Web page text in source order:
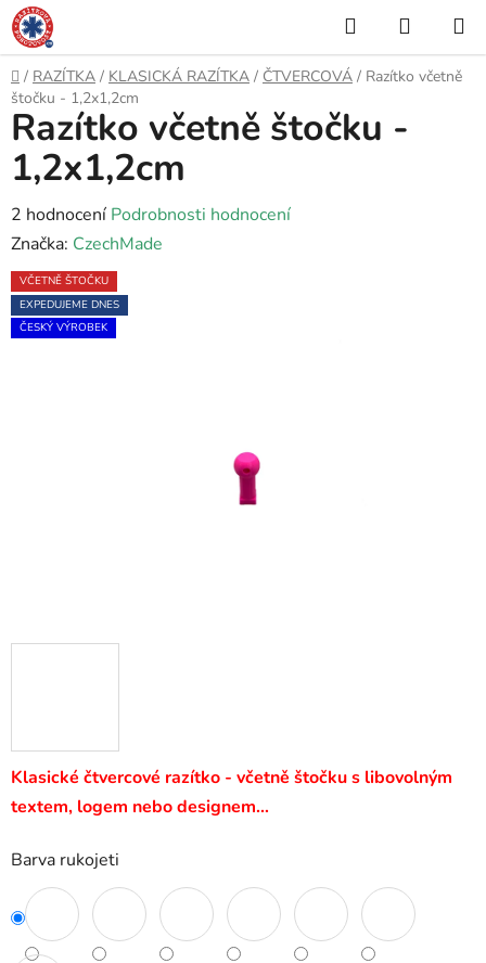
Přejít
na
obsah
Hledat
KOŠÍK
Domů
/ RAZÍTKA / KLASICKÁ RAZÍTKA / ČTVERCOVÁ / Razítko včetně
štočku - 1,2x1,2cm
Klasické čtvercové razítko - včetně štočku s libovolným
textem, logem nebo designem…
Barva rukojeti
Razítko včetně štočku -
1,2x1,2cm
Průměrné
hodnocení
produktu
je
5,0
2 hodnocení Podrobnosti hodnocení
Značka: CzechMade
VČETNĚ ŠTOČKU
EXPEDUJEME DNES
ČESKÝ VÝROBEK